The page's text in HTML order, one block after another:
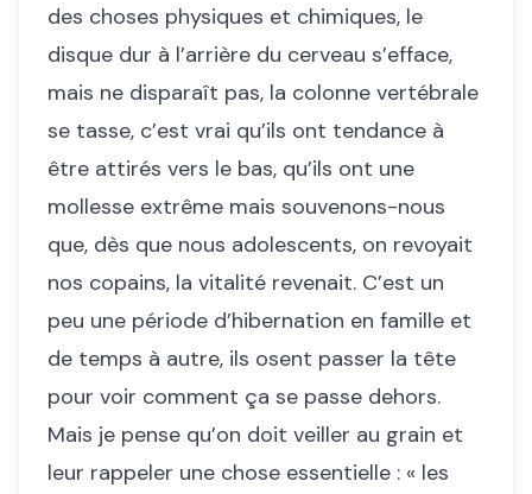
des choses physiques et chimiques, le
disque dur à l’arrière du cerveau s’efface,
mais ne disparaît pas, la colonne vertébrale
se tasse, c’est vrai qu’ils ont tendance à
être attirés vers le bas, qu’ils ont une
mollesse extrême mais souvenons-nous
que, dès que nous adolescents, on revoyait
nos copains, la vitalité revenait. C’est un
peu une période d’hibernation en famille et
de temps à autre, ils osent passer la tête
pour voir comment ça se passe dehors.
Mais je pense qu’on doit veiller au grain et
leur rappeler une chose essentielle : « les